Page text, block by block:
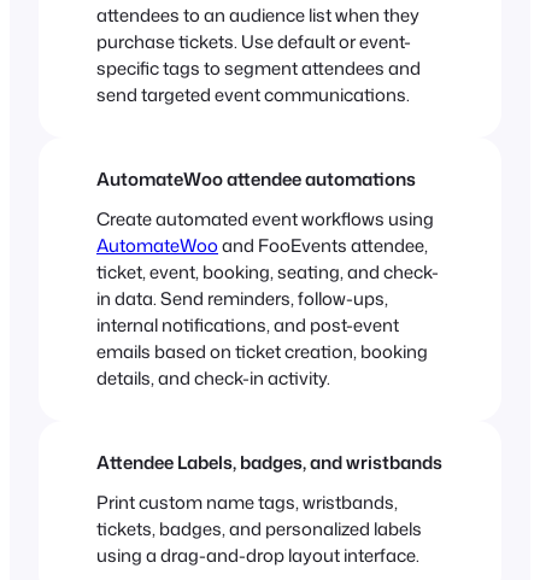
attendees to an audience list when they
purchase tickets. Use default or event-
specific tags to segment attendees and
send targeted event communications.
AutomateWoo attendee automations
Create automated event workflows using
AutomateWooand FooEvents attendee,
ticket, event, booking, seating, and check-
in data. Send reminders, follow-ups,
internal notifications, and post-event
emails based on ticket creation, booking
details, and check-in activity.
Attendee Labels, badges, and wristbands
Print custom name tags, wristbands,
tickets, badges, and personalized labels
using a drag-and-drop layout interface.